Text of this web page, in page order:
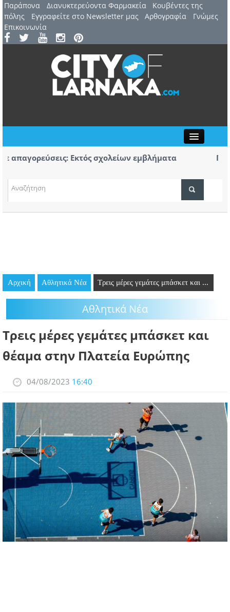
Παράπονα Διανυκτερεύοντα Φαρμακεία
Kουβέντες της
πόλης
Εγγραφείτε στο Newsletter μας Αρθογραφία
Γνώμες
Επικοινωνία
ΤΟΠΙΚΑ ΝΕΑ
ΘΕΣΕΙΣ ΕΡΓΑΣΙΑΣ
ΠΡΟΣΩΠΑ
ΛΑΡΝΑΚΑ 2030
ΠΕΡΙΣΣΟΤΕΡΑ
Εκτός σχολείων εμβλήματα
44ο Φεστιβάλ Λευκάρων – Έναρξη /
Αρχική Αθλητικά Νέα Τρεις μέρες γεμάτες μπάσκετ και ...
Αθλητικά Νέα
Τρεις μέρες γεμάτες μπάσκετ και
θέαμα στην Πλατεία Ευρώπης
04/08/2023 16:40